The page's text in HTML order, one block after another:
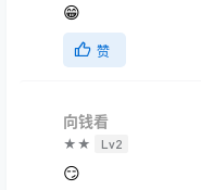
😁
赞
向钱看
★★ Lv2
😏